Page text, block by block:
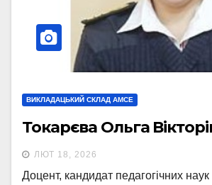
ВИКЛАДАЦЬКИЙ СКЛАД АМСЕ
Токарєва Ольга
ЛЮТ 18, 2026
Доцент, кандидат педагогічних наук